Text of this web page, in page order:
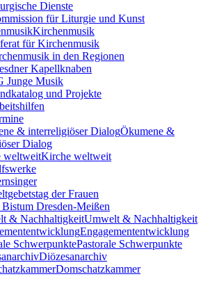
Dienste
für Liturgie und Kunst
Kirchenmusik
für Kirchenmusik
in den Regionen
Kapellknaben
Junge Musik
und Projekte
Ökumene &
Dialog
Kirche weltweit
der Frauen
Dresden-Meißen
Umwelt & Nachhaltigkeit
Engagemententwicklung
Pastorale Schwerpunkte
Diözesanarchiv
Domschatzkammer